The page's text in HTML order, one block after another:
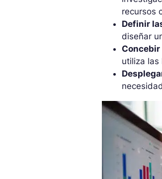
recursos
Definir
diseñar
utiliza las